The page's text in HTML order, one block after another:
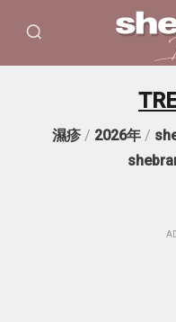
濕疹 / 2026年 /